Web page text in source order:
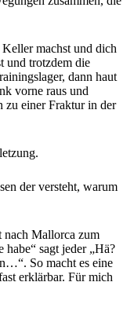
machst und dich
und trotzdem die
dann haut
vorne raus und
zu einer Fraktur in der
der versteht, warum
nach Mallorca zum
sagt jeder „Hä?
So macht es eine
erklärbar. Für mich